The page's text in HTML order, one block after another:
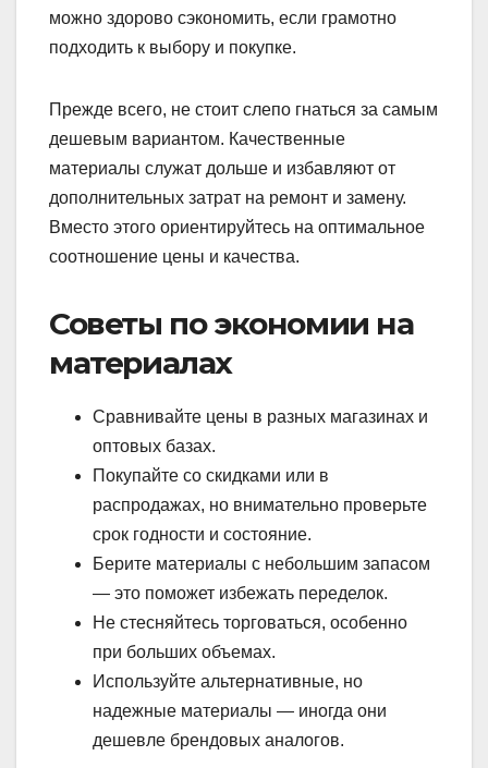
можно здорово сэкономить, если грамотно
подходить к выбору и покупке.
Прежде всего, не стоит слепо гнаться за самым
дешевым вариантом. Качественные
материалы служат дольше и избавляют от
дополнительных затрат на ремонт и замену.
Вместо этого ориентируйтесь на оптимальное
соотношение цены и качества.
Советы по экономии на
материалах
Сравнивайте цены в разных магазинах и
оптовых базах.
Покупайте со скидками или в
распродажах, но внимательно проверьте
срок годности и состояние.
Берите материалы с небольшим запасом
— это поможет избежать переделок.
Не стесняйтесь торговаться, особенно
при больших объемах.
Используйте альтернативные, но
надежные материалы — иногда они
дешевле брендовых аналогов.